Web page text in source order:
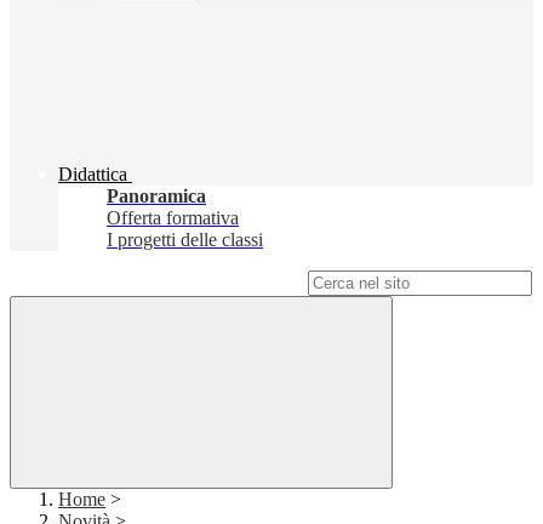
Didattica
Panoramica
Offerta formativa
I progetti delle classi
Home >